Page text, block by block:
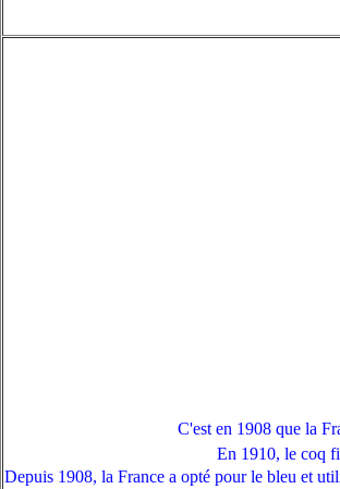
C'est en 1908 que la
En 1910, le coq
Depuis 1908, la France a opté pour le bleu et